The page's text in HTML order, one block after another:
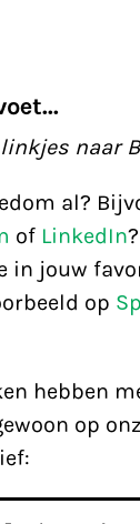
naar
al?
of LinkedIn?
in jouw
op
hebben
op